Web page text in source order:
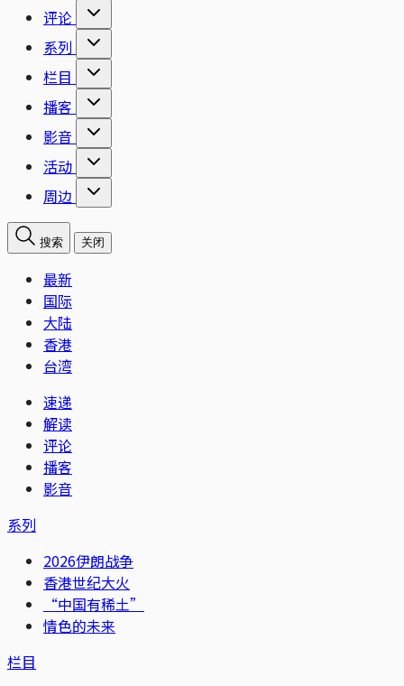
评论
系列
栏目
播客
影音
活动
周边
搜索 关闭
最新
国际
大陆
香港
台湾
速递
解读
评论
播客
影音
系列
2026伊朗战争
香港世纪大火
“中国有稀土”
情色的未来
栏目